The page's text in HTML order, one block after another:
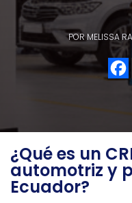
PORMELISSA
¿Qué es un
automotriz y
Ecuador?